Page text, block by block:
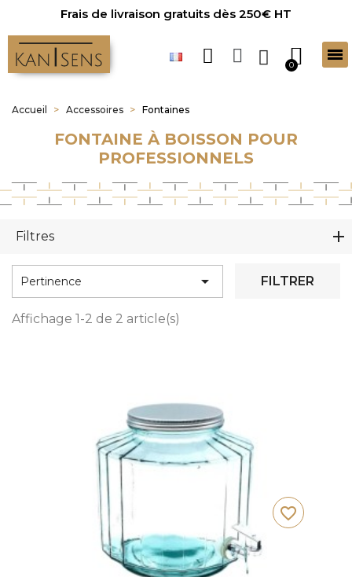
Frais de livraison gratuits dès 250€ HT
Accueil Accessoires Fontaines
FONTAINE À BOISSON POUR
PROFESSIONNELS
Filtres
Pertinence  FILTRER
Affichage 1-2 de 2 article(s)
favorite_border